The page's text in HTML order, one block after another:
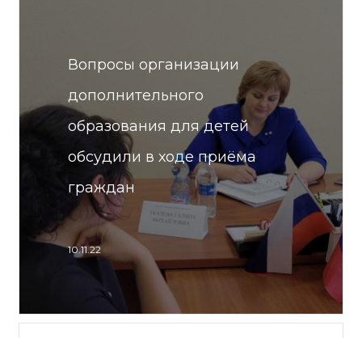
Вопросы организации
дополнительного
образования для детей
обсудили в ходе приёма
граждан
10.11.22